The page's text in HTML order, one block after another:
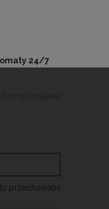
24/7
formy dostawy
przechowalni